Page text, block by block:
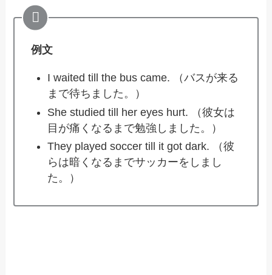
例文
I waited till the bus came. （バスが来る
まで待ちました。）
She studied till her eyes hurt. （彼女は
目が痛くなるまで勉強しました。）
They played soccer till it got dark. （彼
らは暗くなるまでサッカーをしまし
た。）